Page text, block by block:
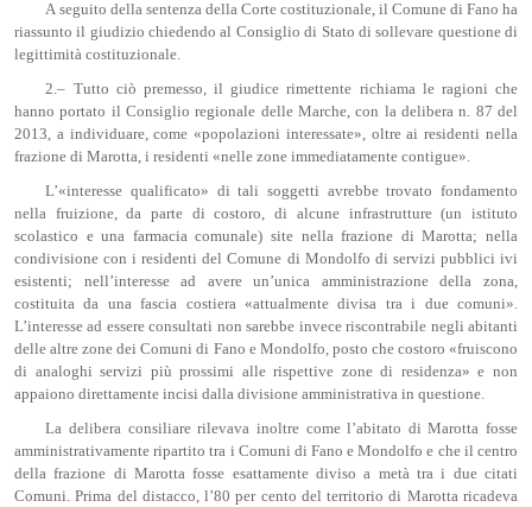
A seguito della sentenza della Corte costituzionale, il Comune di Fano ha
riassunto il giudizio chiedendo al Consiglio di Stato di sollevare questione di
legittimità costituzionale.
2.– Tutto ciò premesso, il giudice rimettente richiama le ragioni che
hanno portato il Consiglio regionale delle Marche, con la delibera n. 87 del
2013, a individuare, come «popolazioni interessate», oltre ai residenti nella
frazione di Marotta, i residenti «nelle zone immediatamente contigue».
L’«interesse qualificato» di tali soggetti avrebbe trovato fondamento
nella fruizione, da parte di costoro, di alcune infrastrutture (un istituto
scolastico e una farmacia comunale) site nella frazione di Marotta; nella
condivisione con i residenti del Comune di Mondolfo di servizi pubblici ivi
esistenti; nell’interesse ad avere un’unica amministrazione della zona,
costituita da una fascia costiera «attualmente divisa tra i due comuni».
L’interesse ad essere consultati non sarebbe invece riscontrabile negli abitanti
delle altre zone dei Comuni di Fano e Mondolfo, posto che costoro «fruiscono
di analoghi servizi più prossimi alle rispettive zone di residenza» e non
appaiono direttamente incisi dalla divisione amministrativa in questione.
La delibera consiliare rilevava inoltre come l’abitato di Marotta fosse
amministrativamente ripartito tra i Comuni di Fano e Mondolfo e che il centro
della frazione di Marotta fosse esattamente diviso a metà tra i due citati
Comuni. Prima del distacco, l’80 per cento del territorio di Marotta ricadeva